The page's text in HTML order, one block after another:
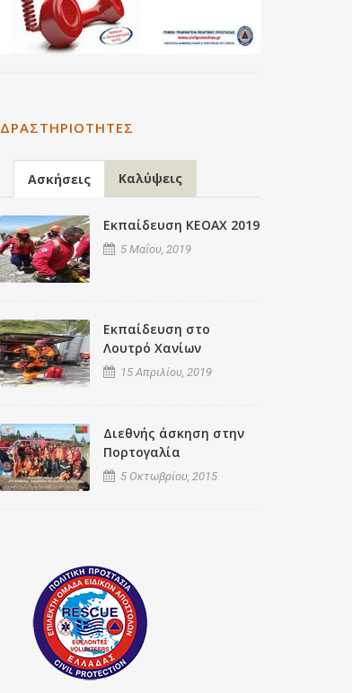
ΔΡΑΣΤΗΡΙΌΤΗΤΕΣ
Ασκήσεις Καλύψεις
Εκπαίδευση ΚΕΟΑΧ 2019
5 Μαΐου, 2019
Εκπαίδευση στο
Λουτρό Χανίων
15 Απριλίου, 2019
Διεθνής άσκηση στην
Πορτογαλία
5 Οκτωβρίου, 2015